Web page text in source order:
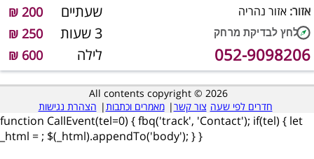
שעתיים 200 ₪
3 שעות 250 ₪
לילה 600 ₪
אזור: אזור נהריה
052-9098206
All contents copyright © 2026
חדרים לפי שעה צור קשר| מאמרים וכתבות | הצהרת נגישות
function CallEvent(tel=0) { fbq('track', 'Contact'); if(tel) { let
_html = ; $(_html).appendTo('body'); } }